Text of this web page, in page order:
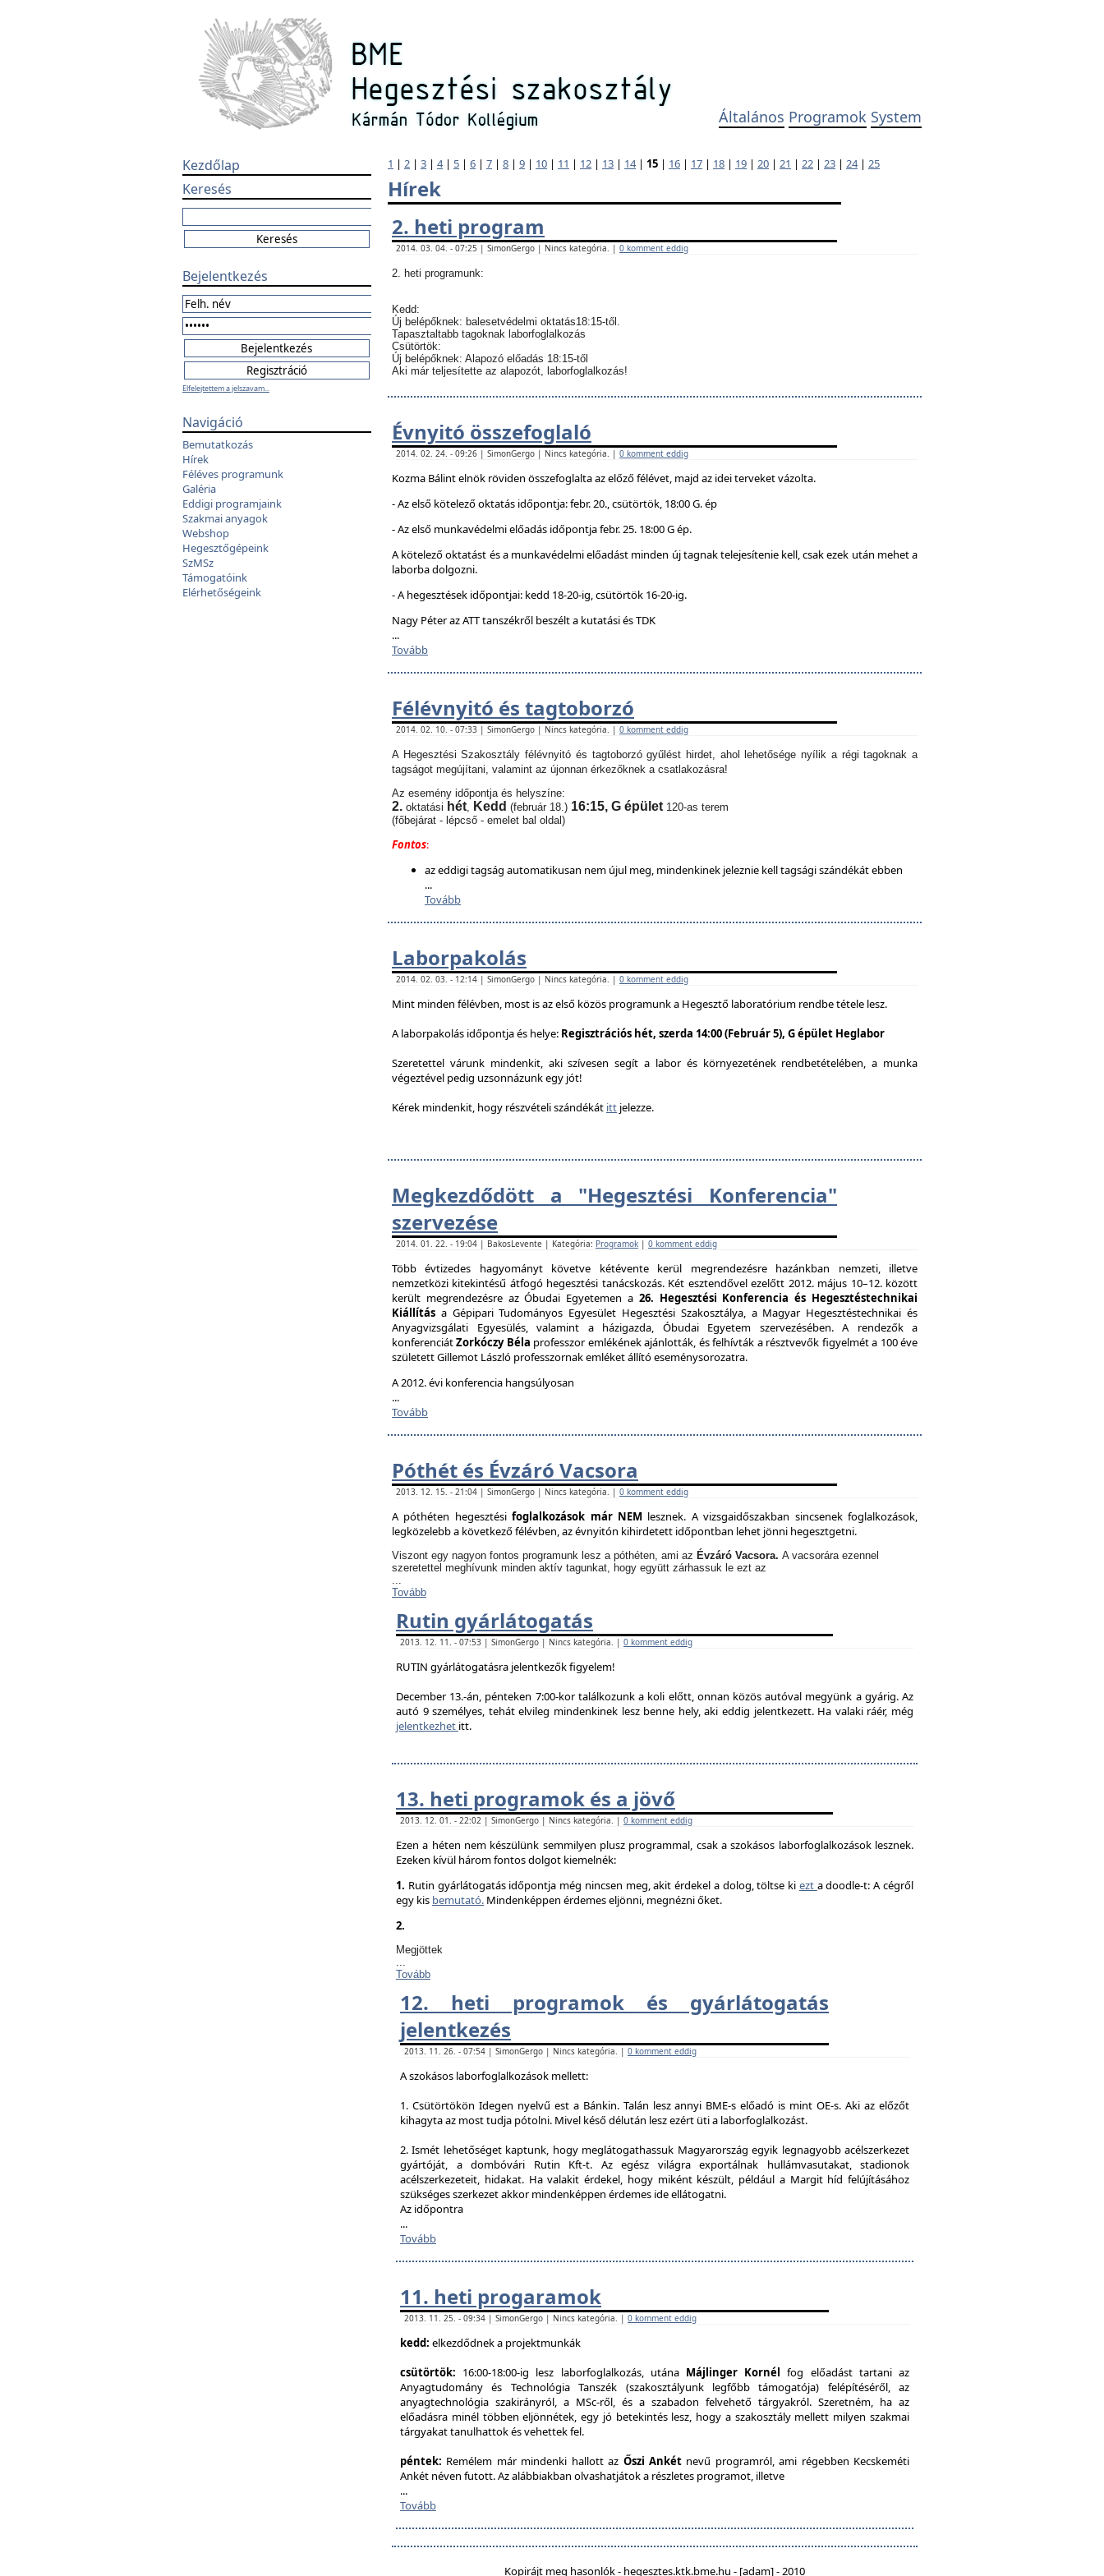
Általános Programok System
Kezdőlap
Keresés
Bejelentkezés
Elfelejtettem a jelszavam...
Navigáció
Bemutatkozás
Hírek
Féléves programunk
Galéria
Eddigi programjaink
Szakmai anyagok
Webshop
Hegesztőgépeink
SzMSz
Támogatóink
Elérhetőségeink
1 | 2 | 3 | 4| 5 | 6 | 7 | 8 | 9 | 10 | 11 | 12 | 13 | 14| 15 | 16 | 17 | 18 | 19 | 20 | 21 | 22 | 23 | 24| 25
Hírek
2. heti program
2014. 03. 04. - 07:25 | SimonGergo | Nincs kategória. | 0 komment eddig
2. heti programunk:
Kedd:
Új belépőknek: balesetvédelmi oktatás18:15-től.
Tapasztaltabb tagoknak laborfoglalkozás
Csütörtök:
Új belépőknek: Alapozó előadás 18:15-től
Aki már teljesítette az alapozót, laborfoglalkozás!
Évnyitó összefoglaló
2014. 02. 24. - 09:26 | SimonGergo | Nincs kategória. | 0 komment eddig
Kozma Bálint elnök röviden összefoglalta az előző félévet, majd az idei terveket vázolta.
- Az első kötelező oktatás időpontja: febr. 20., csütörtök, 18:00 G. ép
- Az első munkavédelmi előadás időpontja febr. 25. 18:00 G ép.
A kötelező oktatást és a munkavédelmi előadást minden új tagnak telejesítenie kell, csak ezek után mehet a
laborba dolgozni.
- A hegesztések időpontjai: kedd 18-20-ig, csütörtök 16-20-ig.
Nagy Péter az ATT tanszékről beszélt a kutatási és TDK
...
Tovább
Félévnyitó és tagtoborzó
2014. 02. 10. - 07:33 | SimonGergo | Nincs kategória. | 0 komment eddig
A Hegesztési Szakosztály félévnyitó és tagtoborzó gyűlést hirdet, ahol lehetősége nyílik a régi tagoknak a
tagságot megújítani, valamint az újonnan érkezőknek a csatlakozásra!
Az esemény időpontja és helyszíne:
2. oktatási hét, Kedd (február 18.) 16:15, G épület120-as terem
(főbejárat - lépcső - emelet bal oldal)
Fontos:
az eddigi tagság automatikusan nem újul meg, mindenkinek jeleznie kell tagsági szándékát ebben
...
Tovább
Laborpakolás
2014. 02. 03. - 12:14 | SimonGergo | Nincs kategória. | 0 komment eddig
Mint minden félévben, most is az első közös programunk a Hegesztő laboratórium rendbe tétele lesz.
A laborpakolás időpontja és helye: Regisztrációs hét, szerda 14:00 (Február 5), G épület Heglabor
Szeretettel várunk mindenkit, aki szívesen segít a labor és környezetének rendbetételében, a munka
végeztével pedig uzsonnázunk egy jót!
Kérek mindenkit, hogy részvételi szándékát itt jelezze.
Megkezdődött a "Hegesztési Konferencia"
szervezése
2014. 01. 22. - 19:04 | BakosLevente | Kategória: Programok | 0 komment eddig
Több évtizedes hagyományt követve kétévente kerül megrendezésre hazánkban nemzeti, illetve
nemzetközi kitekintésű átfogó hegesztési tanácskozás. Két esztendővel ezelőtt 2012. május 10–12. között
került megrendezésre az Óbudai Egyetemen a 26. Hegesztési Konferencia és Hegesztéstechnikai
Kiállítás a Gépipari Tudományos Egyesület Hegesztési Szakosztálya, a Magyar Hegesztéstechnikai és
Anyagvizsgálati Egyesülés, valamint a házigazda, Óbudai Egyetem szervezésében. A rendezők a
konferenciátZorkóczy Béla professzor emlékének ajánlották, és felhívták a résztvevők figyelmét a 100 éve
született Gillemot László professzornak emléket állító eseménysorozatra.
A 2012. évi konferencia hangsúlyosan
...
Tovább
Póthét és Évzáró Vacsora
2013. 12. 15. - 21:04 | SimonGergo | Nincs kategória. | 0 komment eddig
A póthéten hegesztésifoglalkozások már NEM lesznek. A vizsgaidőszakban sincsenek foglalkozások,
legközelebb a következő félévben, az évnyitón kihirdetett időpontban lehet jönni hegesztgetni.
Viszont egy nagyon fontos programunk lesz a póthéten, ami az Évzáró Vacsora. A vacsorára ezennel
szeretettel meghívunk minden aktív tagunkat, hogy együtt zárhassuk le ezt az
...
Tovább
Rutin gyárlátogatás
2013. 12. 11. - 07:53 | SimonGergo | Nincs kategória. | 0 komment eddig
RUTIN gyárlátogatásra jelentkezők figyelem!
December 13.-án, pénteken 7:00-kor találkozunk a koli előtt, onnan közös autóval megyünk a gyárig. Az
autó 9 személyes, tehát elvileg mindenkinek lesz benne hely, aki eddig jelentkezett. Ha valaki ráér, még
jelentkezhet itt.
13. heti programok és a jövő
2013. 12. 01. - 22:02 | SimonGergo | Nincs kategória. | 0 komment eddig
Ezen a héten nem készülünk semmilyen plusz programmal, csak a szokásos laborfoglalkozások lesznek.
Ezeken kívül három fontos dolgot kiemelnék:
1. Rutin gyárlátogatás időpontja még nincsen meg, akit érdekel a dolog, töltse ki ezt a doodle-t: A cégről
egy kis bemutató. Mindenképpen érdemes eljönni, megnézni őket.
2.
Megjöttek
...
Tovább
12. heti programok és gyárlátogatás
jelentkezés
2013. 11. 26. - 07:54 | SimonGergo | Nincs kategória. | 0 komment eddig
A szokásos laborfoglalkozások mellett:
1. Csütörtökön Idegen nyelvű est a Bánkin. Talán lesz annyi BME-s előadó is mint OE-s. Aki az előzőt
kihagyta az most tudja pótolni. Mivel késő délután lesz ezért üti a laborfoglalkozást.
2. Ismét lehetőséget kaptunk, hogy meglátogathassuk Magyarország egyik legnagyobb acélszerkezet
gyártóját, a dombóvári Rutin Kft-t. Az egész világra exportálnak hullámvasutakat, stadionok
acélszerkezeteit, hidakat. Ha valakit érdekel, hogy miként készült, például a Margit híd felújításához
szükséges szerkezet akkor mindenképpen érdemes ide ellátogatni.
Az időpontra
...
Tovább
11. heti progaramok
2013. 11. 25. - 09:34 | SimonGergo | Nincs kategória. | 0 komment eddig
kedd: elkezdődnek a projektmunkák
csütörtök: 16:00-18:00-ig lesz laborfoglalkozás, utána Májlinger Kornél fog előadást tartani az
Anyagtudomány és Technológia Tanszék (szakosztályunk legfőbb támogatója) felépítéséről, az
anyagtechnológia szakirányról, a MSc-ről, és a szabadon felvehető tárgyakról. Szeretném, ha az
előadásra minél többen eljönnétek, egy jó betekintés lesz, hogy a szakosztály mellett milyen szakmai
tárgyakat tanulhattok és vehettek fel.
péntek: Remélem már mindenki hallott az Őszi Ankétnevű programról, ami régebben Kecskeméti
Ankét néven futott. Az alábbiakban olvashatjátok a részletes programot, illetve
...
Tovább
Kopirájt meg hasonlók - hegesztes.ktk.bme.hu - [adam] - 2010